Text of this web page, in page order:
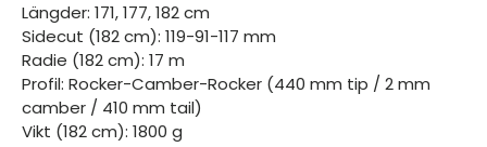
Längder: 171, 177, 182 cm
Sidecut (182 cm): 119-91-117 mm
Radie (182 cm): 17 m
Profil: Rocker-Camber-Rocker (440 mm tip / 2 mm
camber / 410 mm tail)
Vikt (182 cm): 1800 g